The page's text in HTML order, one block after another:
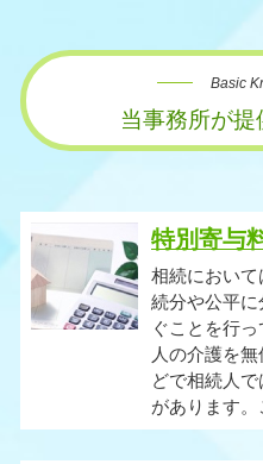
Basic
当事務所が
特別寄与
相続におい
続分や公平
ぐことを行
人の介護を
どで相続人
があります